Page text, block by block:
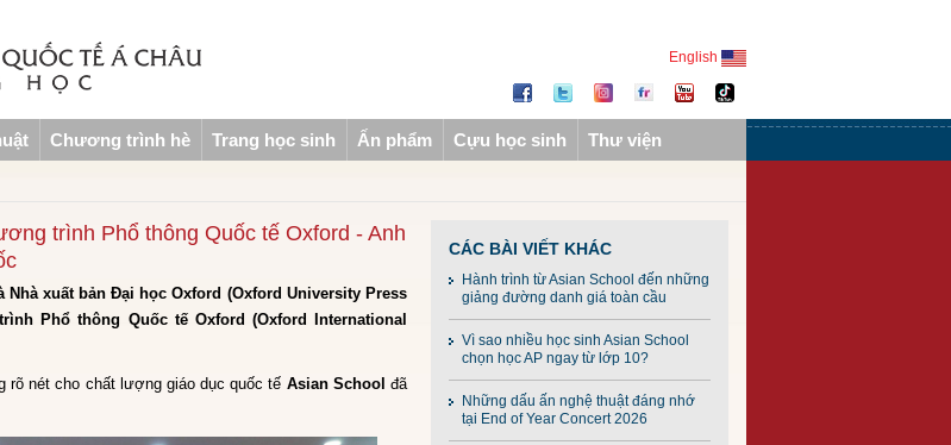
English
Chương trình hè Trang học sinh Ấn phẩm Cựu học sinh Thư viện
trình Phổ thông Quốc tế Oxford - Anh
Nhà xuất bản Đại học Oxford (Oxford University Press
Phổ thông Quốc tế Oxford (Oxford International
rõ nét cho chất lượng giáo dục quốc tế Asian Schoolđã
CÁC BÀI VIẾT KHÁC
Hành trình từ Asian School đến những
giảng đường danh giá toàn cầu
Vì sao nhiều học sinh Asian School
chọn học AP ngay từ lớp 10?
Những dấu ấn nghệ thuật đáng nhớ
tại End of Year Concert 2026